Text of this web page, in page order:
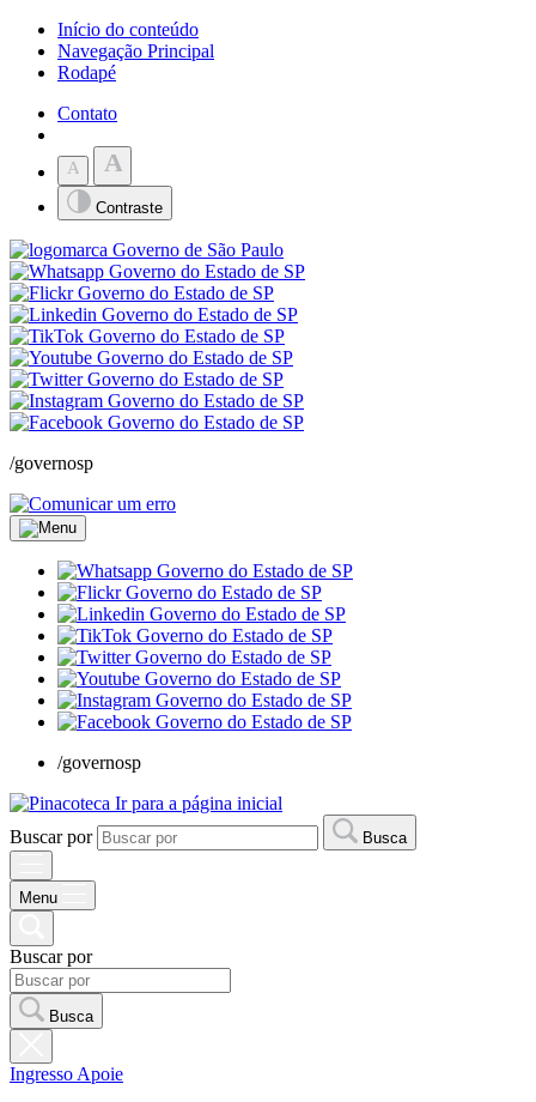
Início do conteúdo
Navegação Principal
Rodapé
Contato
A A
Contraste
/governosp
/governosp
Ir para a página inicial
Buscar por
Busca
Menu
Buscar por
Busca
Ingresso Apoie